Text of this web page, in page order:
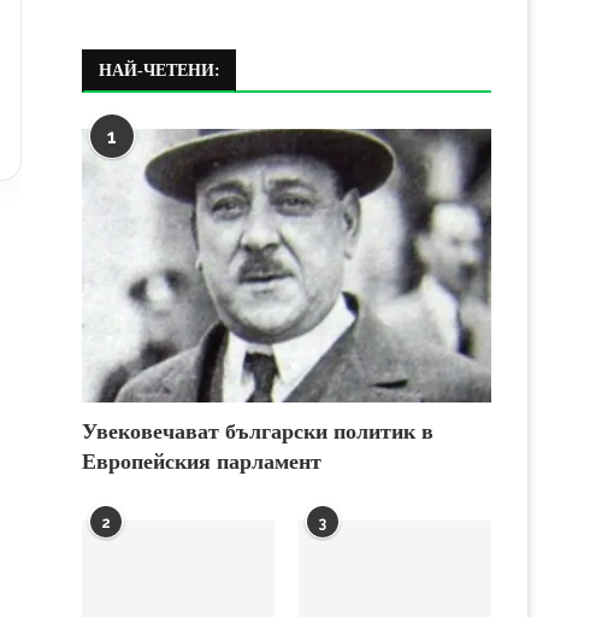
НАЙ-ЧЕТЕНИ:
1
Увековечават български политик в
Европейския парламент
2 3